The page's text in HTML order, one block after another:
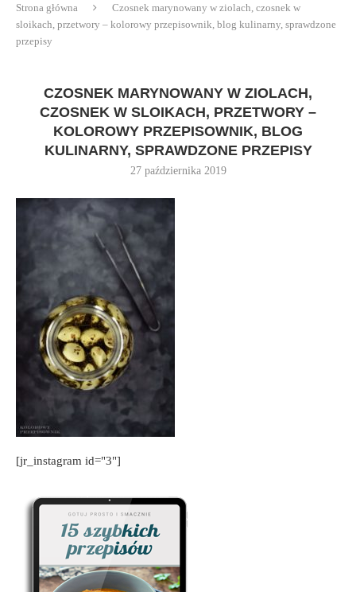
Strona główna
Czosnek marynowany w ziolach, czosnek w
sloikach, przetwory – kolorowy przepisownik, blog kulinarny, sprawdzone
przepisy
CZOSNEK MARYNOWANY W ZIOLACH,
CZOSNEK W SLOIKACH, PRZETWORY –
KOLOROWY PRZEPISOWNIK, BLOG
KULINARNY, SPRAWDZONE PRZEPISY
27 października 2019
[jr_instagram id="3"]